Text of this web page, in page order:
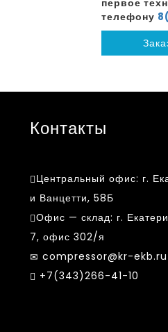
первое
телефону
Контакты
Центральный офис: г.
и Ванцетти, 58Б
Офис — склад: г.
7, офис 302/я
compressor@kr-ekb.ru
+7(343)266-41-10